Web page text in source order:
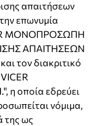
απαιτήσεων
επωνυμία
ΜΟΝΟΠΡΟΣΩΠΗ
ΑΠΑΙΤΗΣΕΩΝ
τον διακριτικό
οποία εδρεύει
νόμιμα,
της ως